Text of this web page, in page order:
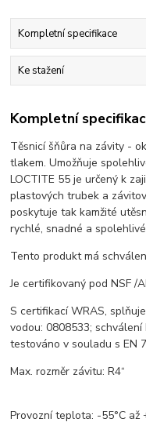
Kompletní specifikace
Ke stažení
Kompletní
Těsnicí šňůra na závity -
tlakem. Umožňuje
LOCTITE 55 je určený k
plastových trubek a
poskytuje tak kamžité
rychlé, snadné a
Tento produkt má
Je certifikovaný pod NSF /
S certifikací WRAS,
vodou: 0808533;
testováno v souladu s EN
Max. rozměr závitu: R4“
Provozní teplota: -55°C až